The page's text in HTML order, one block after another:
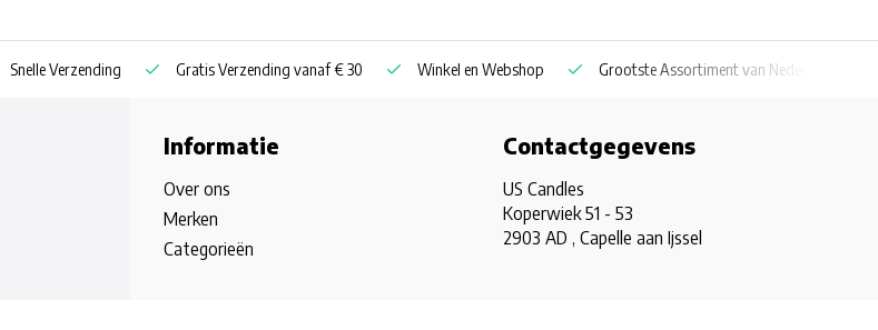
Snelle Verzending Gratis Verzending vanaf € 30 Winkel en Webshop Grootste Assortiment van Nederland &
Informatie
Over ons
Merken
Categorieën
Contactgegevens
US Candles
Koperwiek 51 - 53
2903 AD , Capelle aan Ijssel